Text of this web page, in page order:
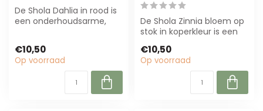
De Shola Dahlia in rood is
een onderhoudsarme,
€10,50
Op voorraad
De Shola Zinnia bloem op
stok in koperkleur is een
onderhoudsvrije kun...
€10,50
Op voorraad